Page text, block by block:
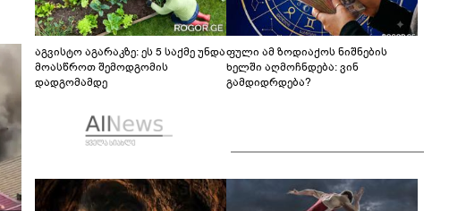
აგვისტო აგარაკზე: ეს 5 საქმე უნდა
მოასწროთ შემოდგომის
დადგომამდე
ფული ამ ზოდიაქოს ნიშნების
ხელში აღმოჩნდება: ვინ
გამდიდრდება?